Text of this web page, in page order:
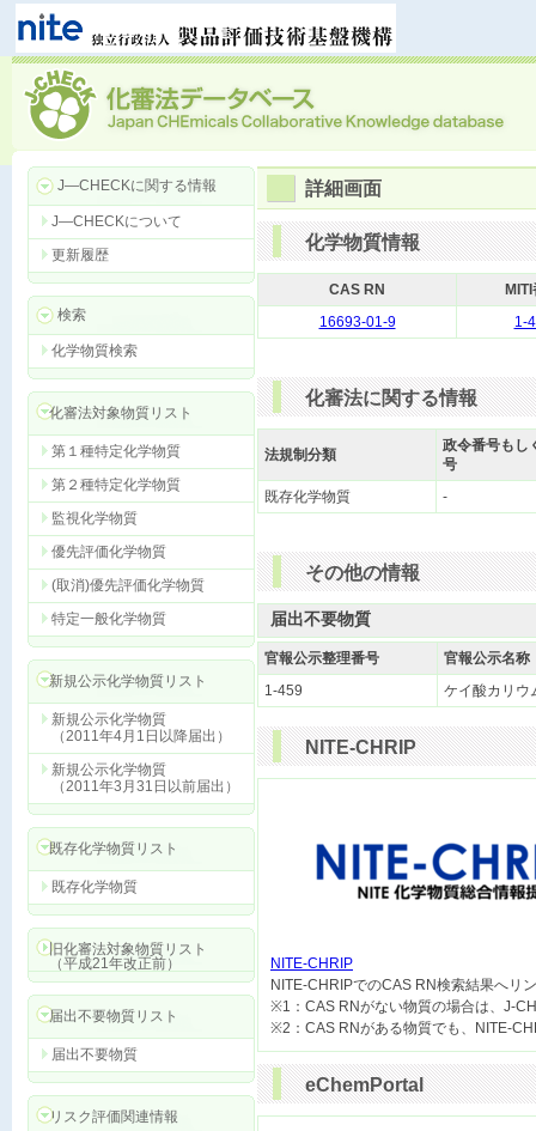
J―CHECKに関する情報
J―CHECKについて
更新履歴
検索
化学物質検索
化審法対象物質リスト
第１種特定化学物質
第２種特定化学物質
監視化学物質
優先評価化学物質
(取消)優先評価化学物質
特定一般化学物質
新規公示化学物質リスト
新規公示化学物質
（2011年4月1日以降届出）
新規公示化学物質
（2011年3月31日以前届出）
既存化学物質リスト
既存化学物質
旧化審法対象物質リスト
（平成21年改正前）
届出不要物質リスト
届出不要物質
リスク評価関連情報
詳細画面
化学物質情報
CAS RN
16693-01-9
1-
化審法に関する情報
法規制分類
政令番号もし
号
既存化学物質
-
その他の情報
届出不要物質
官報公示整理番号
官報公示名称
1-459
ケイ酸カリウ
NITE-CHRIP
NITE-CHRIP
NITE-CHRIPでのCAS RN検索結果へリ
※1：CAS RNがない物質の場合は、J-
eChemPortal